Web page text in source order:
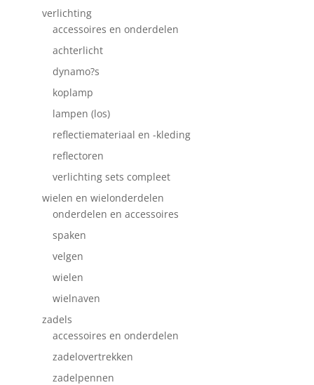
verlichting
accessoires en onderdelen
achterlicht
dynamo?s
koplamp
lampen (los)
reflectiemateriaal en -kleding
reflectoren
verlichting sets compleet
wielen en wielonderdelen
onderdelen en accessoires
spaken
velgen
wielen
wielnaven
zadels
accessoires en onderdelen
zadelovertrekken
zadelpennen